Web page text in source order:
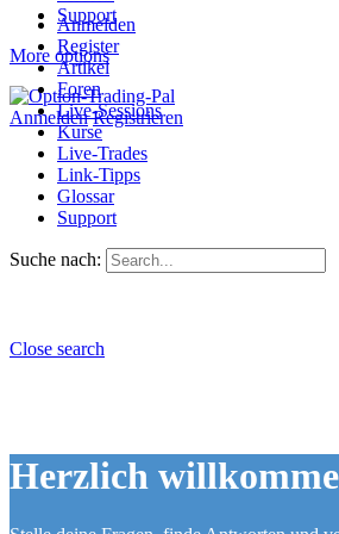
Support
More options
Anmelden Registrieren
Anmelden
Register
Artikel
Foren
Live-Sessions
Kurse
Live-Trades
Link-Tipps
Glossar
Support
Suche nach:
Close search
Herzlich